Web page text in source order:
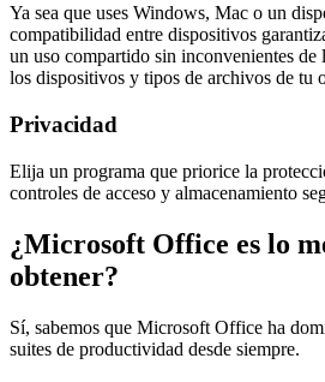
Ya sea que uses Windows, Mac o un
compatibilidad entre dispositivos
un uso compartido sin inconvenientes de
los dispositivos y tipos de archivos de tu
Privacidad
Elija un programa que priorice la
controles de acceso y almacenamiento
¿Microsoft Office es lo
obtener?
Sí, sabemos que Microsoft Office ha
suites de productividad desde siempre.